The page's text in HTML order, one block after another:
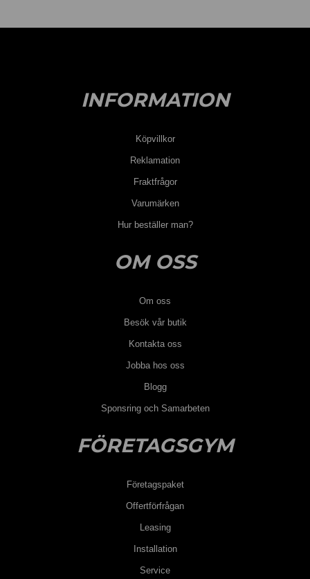
INFORMATION
Köpvillkor
Reklamation
Fraktfrågor
Varumärken
Hur beställer man?
OM OSS
Om oss
Besök vår butik
Kontakta oss
Jobba hos oss
Blogg
Sponsring och Samarbeten
FÖRETAGSGYM
Företagspaket
Offertförfrågan
Leasing
Installation
Service